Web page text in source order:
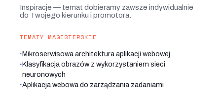
Inspiracje — temat dobieramy zawsze indywidualnie
do Twojego kierunku i promotora.
TEMATY MAGISTERSKIE
·Mikroserwisowa architektura aplikacji webowej
·Klasyfikacja obrazów z wykorzystaniem sieci
neuronowych
·Aplikacja webowa do zarządzania zadaniami